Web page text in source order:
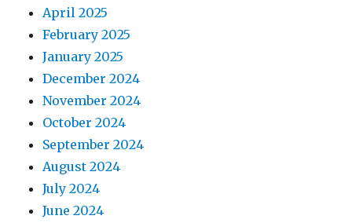
April 2025
February 2025
January 2025
December 2024
November 2024
October 2024
September 2024
August 2024
July 2024
June 2024